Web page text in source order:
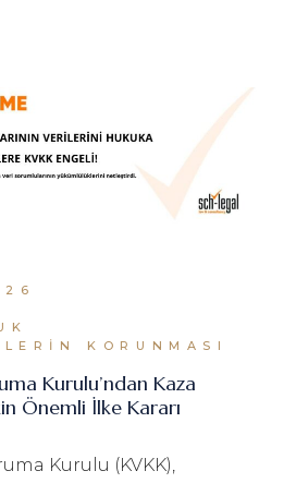
KORUNMASI
Kurulu’ndan Kaza
Önemli İlke Kararı
Kurulu (KVKK),